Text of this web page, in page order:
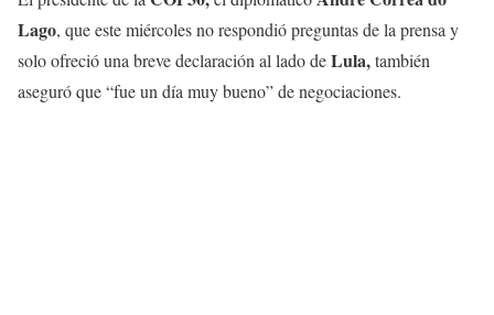
Lago, que este miércoles no respondió preguntas de la prensa y
solo ofreció una breve declaración al lado deLula,también
aseguró que “fue un día muy bueno” de negociaciones.